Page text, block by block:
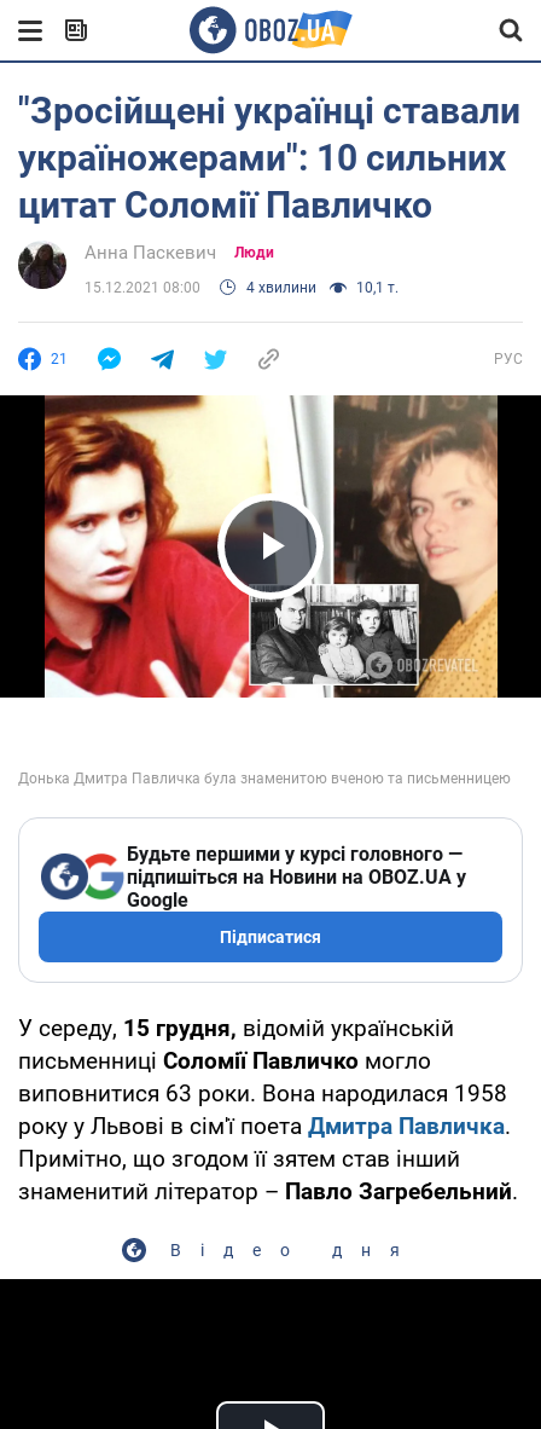
"Зросійщені українці ставали
україножерами": 10 сильних
цитат Соломії Павличко
Анна Паскевич Люди
15.12.2021 08:00 4 хвилини 10,1 т.
21 РУС
Play Video
Будьте першими у курсі головного —
підпишіться на Новини на OBOZ.UA у
Google
Підписатися
У середу, 15 грудня, відомій українській
письменниці Соломії Павличко могло
виповнитися 63 роки. Вона народилася 1958
року у Львові в сім'ї поета Дмитра Павличка.
Примітно, що згодом її зятем став інший
знаменитий літератор – Павло Загребельний.
Відео дня